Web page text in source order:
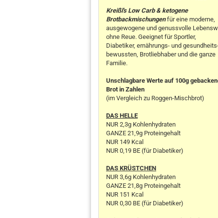
Kreißl's Low Carb & ketogene
Brotbackmischungenfür eine moderne,
ausgewogene und genussvolle
ohne Reue. Geeignet für Sportler,
Diabetiker, ernährungs- und
bewussten, Brotliebhaber und die ganze
Familie.
Unschlagbare Werte auf 100g
Brot in Zahlen
(im Vergleich zu Roggen-Mischbrot)
DAS HELLE
NUR 2,3g Kohlenhydraten
GANZE 21,9g Proteingehalt
NUR 149 Kcal
NUR 0,19 BE (für Diabetiker)
DAS KRÜSTCHEN
NUR 3,6g Kohlenhydraten
GANZE 21,8g Proteingehalt
NUR 151 Kcal
NUR 0,30 BE (für Diabetiker)